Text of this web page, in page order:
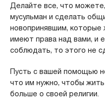
Делайте все, что
мусульман и сделать
новопринявшим,
имеют права над вами, и
соблюдать, то этого не
Пусть с вашей помощью
что им нужно, чтобы
больше о своей религии.